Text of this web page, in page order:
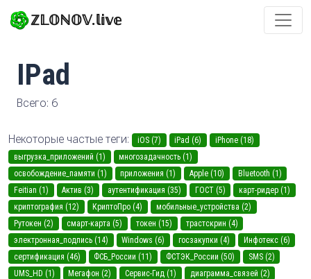
ℤ𝕃𝕆ℕ𝕆𝕍.𝕝𝕚𝕧𝕖
IPad
Всего: 6
Некоторые частые теги: iOS (7) iPad (6)
iPhone (18)
выгрузка_приложений (1)
многозадачность (1)
освобождение_памяти (1)
приложения (1) Apple (10)
Bluetooth (1)
Feitian (1)
Актив (3) аутентификация (35) ГОСТ (5)
карт-ридер (1)
криптография (12)
КриптоПро (4)
мобильные_устройства (2)
Рутокен (2)
смарт-карта (5) токен (15)
трастскрин (4)
электронная_подпись (14)
Windows (6) госзакупки (4)
Инфотекс (6)
сертификация (46)
ФСБ_России (11) ФСТЭК_России (50)
SMS (2)
UMS_HD (1)
Мегафон (2) Сервис-Гид (1)
диаграмма_связей (2)